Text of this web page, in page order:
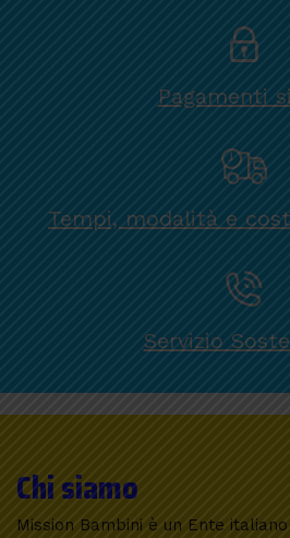
Pagamenti
Tempi, modalità e
Servizio
Chi siamo
Mission Bambini è un Ente